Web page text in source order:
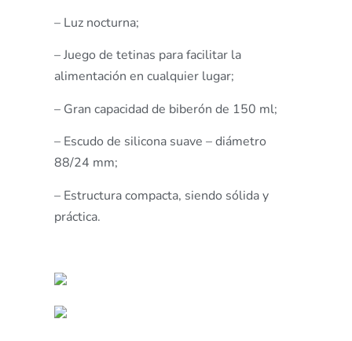
– Luz nocturna;
– Juego de tetinas para facilitar la
alimentación en cualquier lugar;
– Gran capacidad de biberón de 150 ml;
– Escudo de silicona suave – diámetro
88/24 mm;
– Estructura compacta, siendo sólida y
práctica.